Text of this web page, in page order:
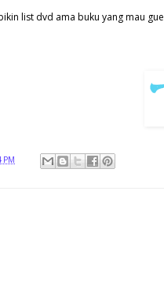
list dvd ama buku yang mau
PM